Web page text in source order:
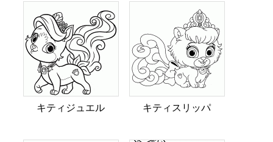
キティジュエル キティスリッパ